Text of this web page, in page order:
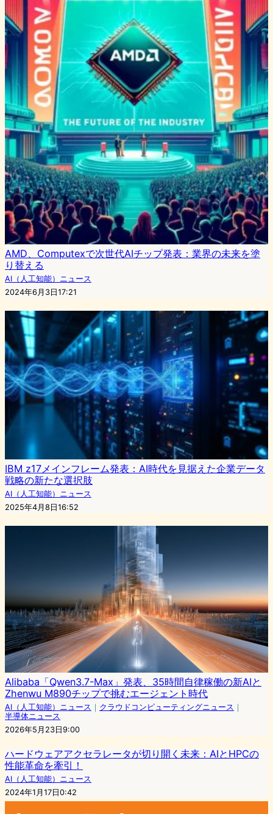
AMD、Computexで次世代AIチップ発表：業界の未来を塗
り替える
AI（人工知能）ニュース
2024年6月3日17:21
IBM z17メインフレーム発表：AI時代を見据えた企業データ
戦略の新たな選択肢
AI（人工知能）ニュース
2025年4月8日16:52
Alibaba「Qwen3.7-Max」発表、35時間自律稼働の新AIと
Zhenwu M890チップで挑むエージェント時代
AI（人工知能）ニュース ｜ クラウドコンピューティングニュース ｜
半導体ニュース
2026年5月23日9:00
ハードウェアアクセラレータが切り開く未来：AIとHPCの
性能革命を牽引！
AI（人工知能）ニュース
2024年1月17日0:42